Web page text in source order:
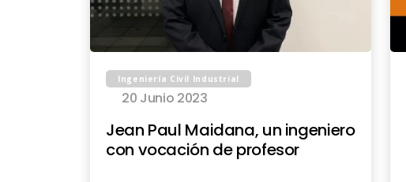
Ingeniería Civil Industrial
20 Junio 2023
Jean Paul Maidana, un ingeniero
con vocación de profesor